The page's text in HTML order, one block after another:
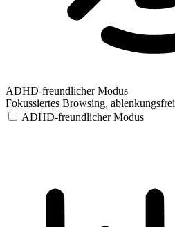
ADHD-freundlicher Modus
Fokussiertes Browsing, ablenkungsfrei
ADHD-freundlicher Modus